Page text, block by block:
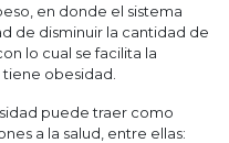
en donde el sistema
de disminuir la cantidad de
lo cual se facilita la
obesidad.
puede traer como
a la salud, entre ellas: